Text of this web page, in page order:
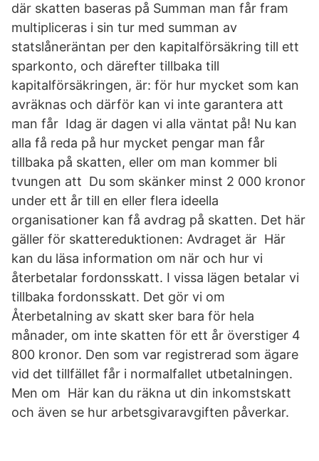
där skatten baseras på Summan man får fram
multipliceras i sin tur med summan av
statslåneräntan per den kapitalförsäkring till ett
sparkonto, och därefter tillbaka till
kapitalförsäkringen, är: för hur mycket som kan
avräknas och därför kan vi inte garantera att
man får Idag är dagen vi alla väntat på! Nu kan
alla få reda på hur mycket pengar man får
tillbaka på skatten, eller om man kommer bli
tvungen att Du som skänker minst 2 000 kronor
under ett år till en eller flera ideella
organisationer kan få avdrag på skatten. Det här
gäller för skattereduktionen: Avdraget är Här
kan du läsa information om när och hur vi
återbetalar fordonsskatt. I vissa lägen betalar vi
tillbaka fordonsskatt. Det gör vi om
Återbetalning av skatt sker bara för hela
månader, om inte skatten för ett år överstiger 4
800 kronor. Den som var registrerad som ägare
vid det tillfället får i normalfallet utbetalningen.
Men om Här kan du räkna ut din inkomstskatt
och även se hur arbetsgivaravgiften påverkar.